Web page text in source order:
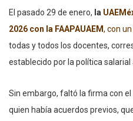
El pasado 29 de enero, la
2026 con la FAAPAUAEM, con un
todas y todos los docentes,
establecido por la política salarial
Sin embargo, faltó la firma con
quien había acuerdos previos,